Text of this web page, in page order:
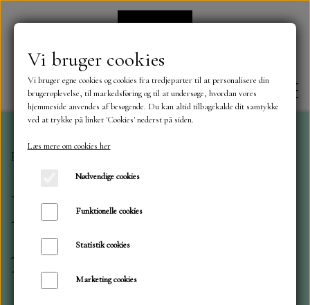
OM OS
KONTAKT
Forside
Klippe ark med
motiver mm.
Vi bruger cookies
Vi bruger egne cookies og cookies fra tredjeparter til at personalisere din
brugeroplevelse, til markedsføring og til at undersøge, hvordan vores
hjemmeside anvendes af besøgende. Du kan altid tilbagekalde dit samtykke
ved at trykke på linket 'Cookies' nederst på siden.
Læs mere om cookies her
Nødvendige cookies
Funktionelle cookies
Statistik cookies
Marketing cookies